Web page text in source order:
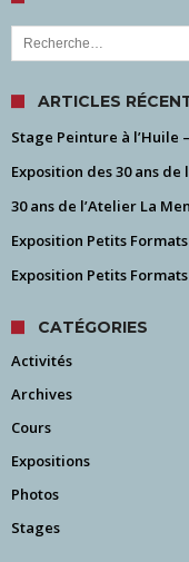
Rechercher :
ARTICLES
Stage Peinture à l’Huile
Exposition des 30 ans de
30 ans de l’Atelier La
Exposition Petits
Exposition Petits
CATÉGORIES
Activités
Archives
Cours
Expositions
Photos
Stages